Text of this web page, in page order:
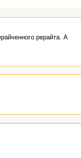
рерайта. А